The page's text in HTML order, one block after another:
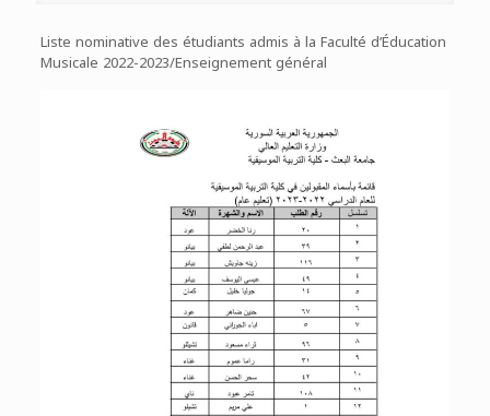
Liste nominative des étudiants admis à la Faculté d’Éducation
Musicale 2022-2023/Enseignement général